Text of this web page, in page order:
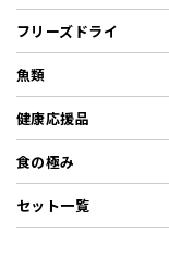
フリーズドライ
魚類
健康応援品
食の極み
セット一覧